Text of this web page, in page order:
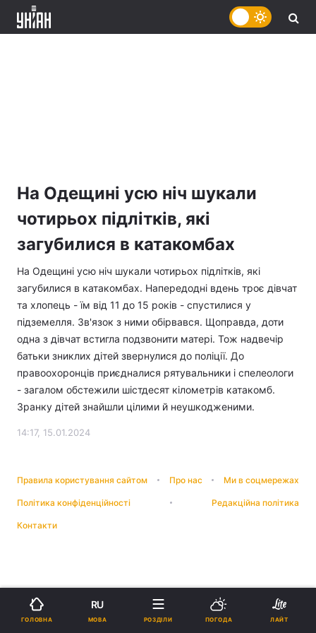
На Одещині усю ніч шукали
чотирьох підлітків, які
загубилися в катакомбах
На Одещині усю ніч шукали чотирьох підлітків, які
загубилися в катакомбах. Напередодні вдень троє дівчат
та хлопець - їм від 11 до 15 років - спустилися у
підземелля. Зв'язок з ними обірвався. Щоправда, доти
одна з дівчат встигла подзвонити матері. Тож надвечір
батьки зниклих дітей звернулися до поліції. До
правоохоронців приєдналися рятувальники і спелеологи
- загалом обстежили шістдесят кілометрів катакомб.
Зранку дітей знайшли цілими й неушкодженими.
14:17, 15.01.2024
Правила користування сайтом Про нас Ми в соцмережах
Політика конфіденційності Редакційна політика
Контакти
ГОЛОВНА
RU
МОВА РОЗДІЛИ ПОГОДА ЛАЙТ